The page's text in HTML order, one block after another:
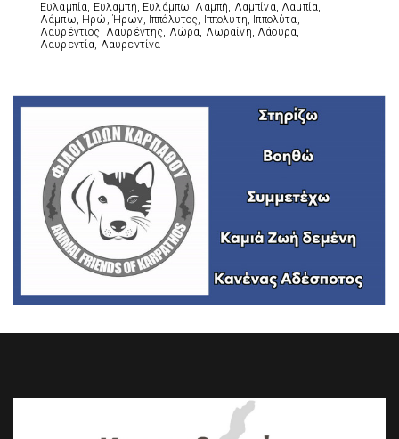
Ευλαμπία, Ευλαμπή, Ευλάμπω, Λαμπή, Λαμπίνα, Λαμπία,
Λάμπω, Ηρώ, Ήρων, Ιππόλυτος, Ιππολύτη, Ιππολύτα,
Λαυρέντιος, Λαυρέντης, Λώρα, Λωραίνη, Λάουρα,
Λαυρεντία, Λαυρεντίνα